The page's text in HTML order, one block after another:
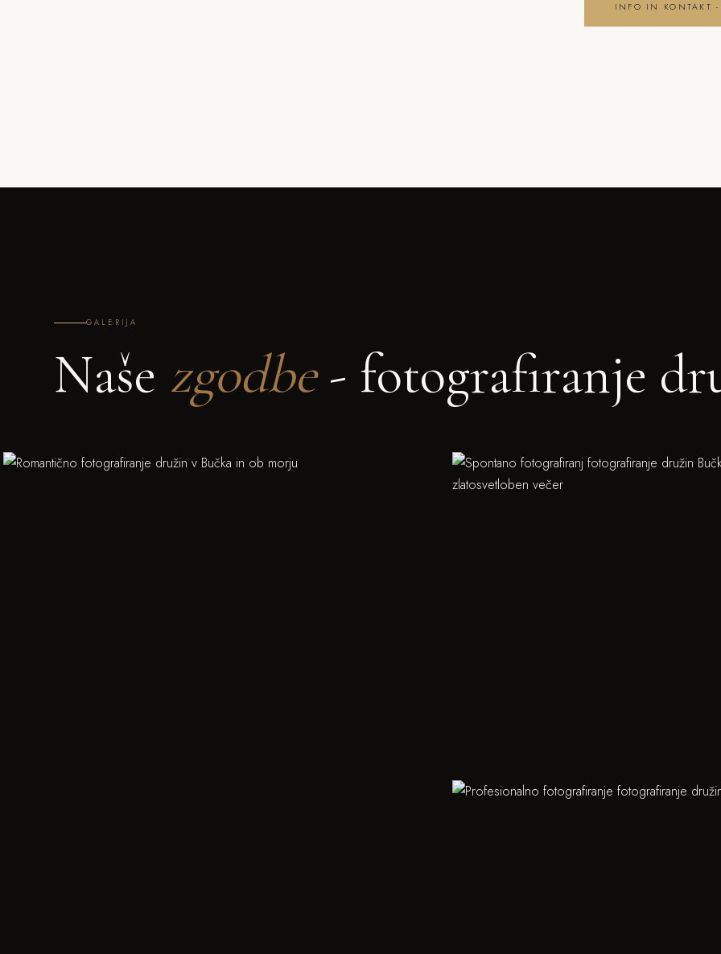
INFO IN KONTAKT -
GALERIJA
Naše zgodbe- fotografiranje